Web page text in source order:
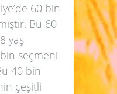
60 bin
Bu 60
yaş
seçmeni
40 bin
çeşitli